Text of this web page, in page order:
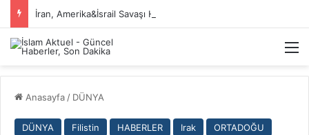
İran, Amerika&İsrail Savaşı Hakkında
Anasayfa / DÜNYA
DÜNYA Filistin HABERLER Irak ORTADOĞU